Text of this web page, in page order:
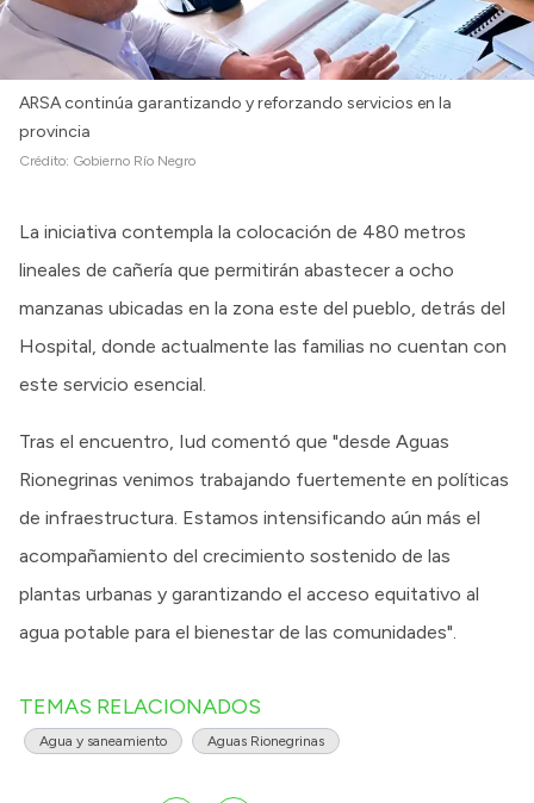
ARSA continúa garantizando y reforzando servicios en la
provincia
Crédito: Gobierno Río Negro
La iniciativa contempla la colocación de 480 metros
lineales de cañería que permitirán abastecer a ocho
manzanas ubicadas en la zona este del pueblo, detrás del
Hospital, donde actualmente las familias no cuentan con
este servicio esencial.
Tras el encuentro, Iud comentó que "desde Aguas
Rionegrinas venimos trabajando fuertemente en políticas
de infraestructura. Estamos intensificando aún más el
acompañamiento del crecimiento sostenido de las
plantas urbanas y garantizando el acceso equitativo al
agua potable para el bienestar de las comunidades".
TEMAS RELACIONADOS
Agua y saneamiento Aguas Rionegrinas